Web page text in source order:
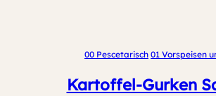
00 Pescetarisch 01 Vorspeisen
Kartoffel-Gurken